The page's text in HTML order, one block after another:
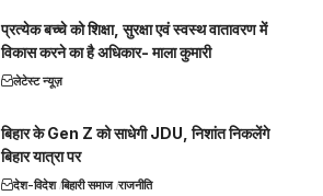
प्रत्येक बच्चे को शिक्षा, सुरक्षा एवं स्वस्थ वातावरण में
विकास करने का है अधिकार- माला कुमारी
लेटेस्ट न्यूज़
बिहार के Gen Z को साधेगी JDU, निशांत निकलेंगे
बिहार यात्रा पर
देश-विदेश बिहारी समाज राजनीति